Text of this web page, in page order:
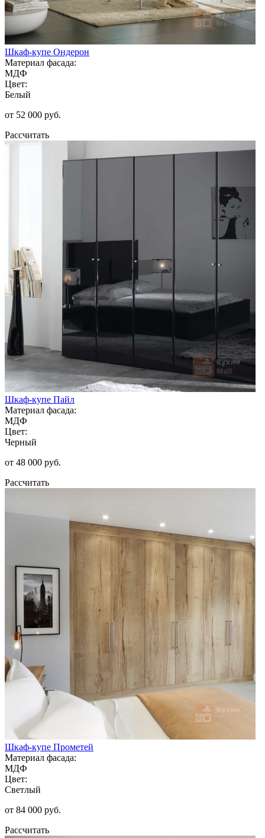
Шкаф-купе Ондерон
Материал фасада:
МДФ
Цвет:
Белый
от 52 000 руб.
Рассчитать
Шкаф-купе Пайл
Материал фасада:
МДФ
Цвет:
Черный
от 48 000 руб.
Рассчитать
Шкаф-купе Прометей
Материал фасада:
МДФ
Цвет:
Светлый
от 84 000 руб.
Рассчитать